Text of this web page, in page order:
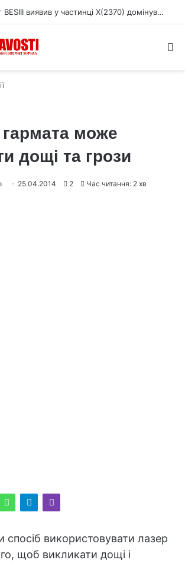
Експеримент BESIII виявив у частинці X(2370) домінування глюболу
може
дощі та грози
25.04.2014 2 Час читання: 2 хв
спосіб використовувати лазер
щоб викликати дощі і